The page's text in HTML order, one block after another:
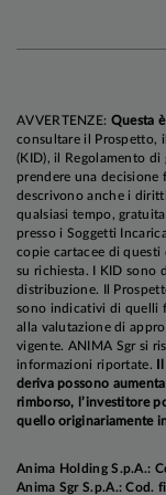
rendimenti di
obbligazioni
beneficiare
spread di
compressi.
AVVERTENZE: Questa
consultare il Prospetto,
(KID), il Regolamento
prendere una
descrivono anche i
qualsiasi tempo,
presso i Soggetti
copie cartacee di
su richiesta. I KID sono
distribuzione. Il
sono indicativi di quelli
alla valutazione di
vigente. ANIMA Sgr si
informazioni riportate.
deriva possono
rimborso, l’investitore
quello originariamente
Anima Holding S.p.A.:
Anima Sgr S.p.A.: Cod.